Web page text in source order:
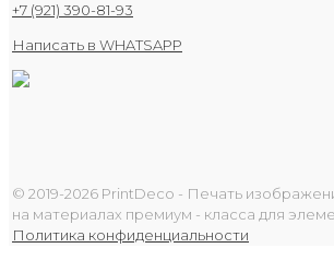
+7 (921) 390-81-93
Написать в WHATSAPP
© 2019-2026 PrintDeco - Печать
на материалах премиум - класса для
Политика конфиденциальности